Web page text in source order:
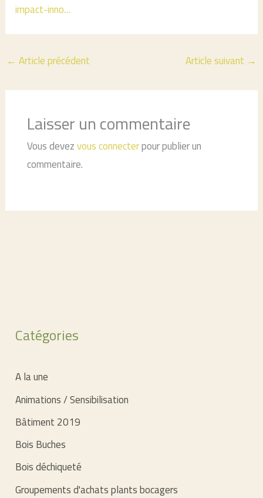
impact-inno…
← Article précédent Article suivant →
Laisser un commentaire
Vous devezvous connecterpour publier un
commentaire.
Catégories
A la une
Animations / Sensibilisation
Bâtiment 2019
Bois Buches
Bois déchiqueté
Groupements d'achats plants bocagers